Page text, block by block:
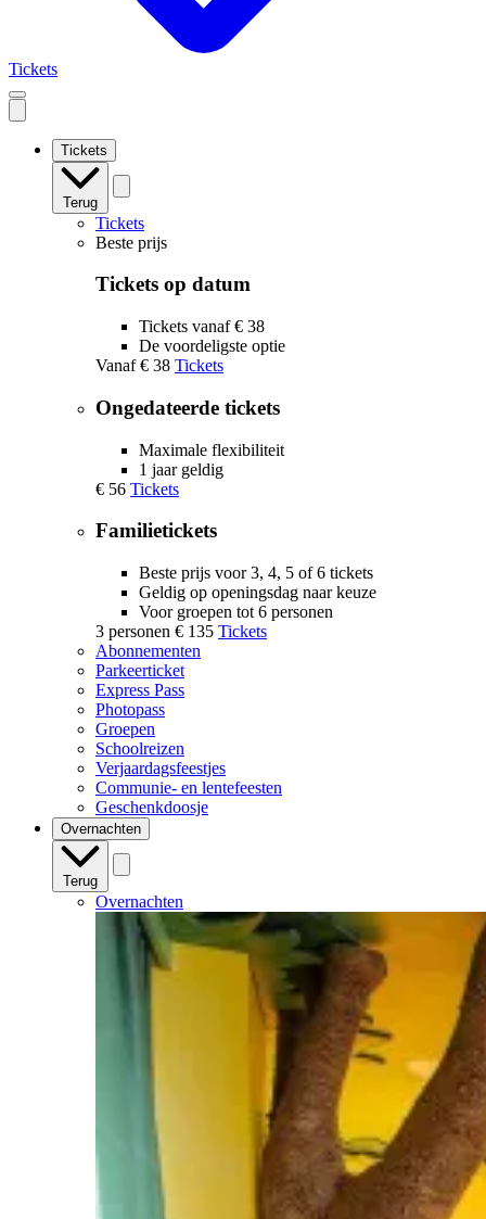
Tickets
Open
mobile
Tickets
Terug
Tickets
Beste prijs
Tickets op datum
Tickets vanaf € 38
De voordeligste optie
Vanaf € 38 Tickets
Ongedateerde tickets
Maximale flexibiliteit
1 jaar geldig
€ 56 Tickets
Familietickets
Beste prijs voor 3, 4, 5 of 6 tickets
Geldig op openingsdag naar keuze
Voor groepen tot 6 personen
3 personen € 135 Tickets
Abonnementen
Parkeerticket
Express Pass
Photopass
Groepen
Schoolreizen
Verjaardagsfeestjes
Communie- en lentefeesten
Geschenkdoosje
Overnachten
Terug
Overnachten